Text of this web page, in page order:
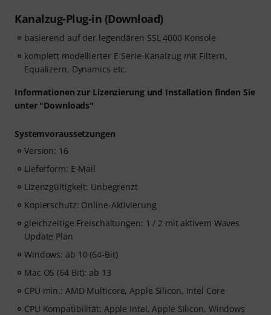
Kanalzug-Plug-in (Download)
basierend auf der legendären SSL 4000 Konsole
komplett modellierter E-Serie-Kanalzug mit Filtern,
Equalizern, Dynamics etc.
Informationen zur Lizenzierung und Installation finden Sie
unter "Downloads"
Systemvoraussetzungen
Version: 16
Lieferform: E-Mail
Lizenzgültigkeit: Unbegrenzt
Kopierschutz: Online-Aktivierung
gleichzeitige Freischaltungen: 1 / 2 mit aktivem Waves
Update Plan
Windows: ab 10 (64-Bit)
Mac OS (64 Bit): ab 13
CPU min.: AMD Multicore, Apple Silicon, Intel Core
CPU Kompatibilität: Apple Intel, Apple Silicon, Windows